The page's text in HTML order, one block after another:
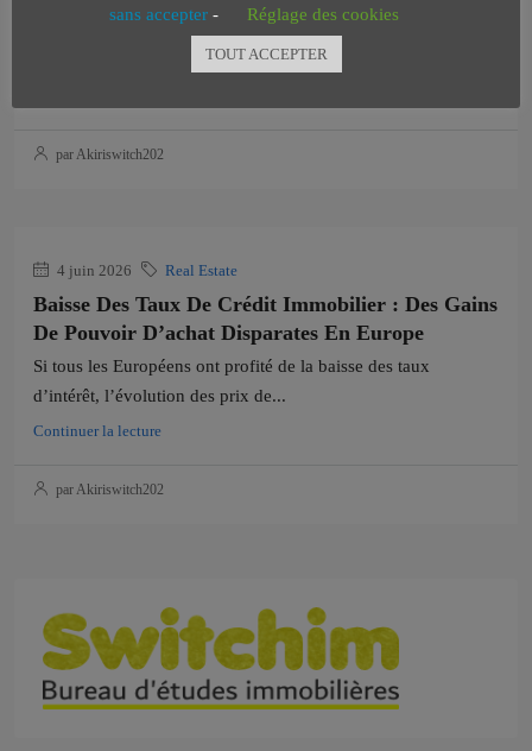
par Akiriswitch202
4 juin 2026 Real Estate
Baisse Des Taux De Crédit Immobilier : Des Gains
De Pouvoir D’achat Disparates En Europe
Si tous les Européens ont profité de la baisse des taux
d’intérêt, l’évolution des prix de...
Continuer la lecture
par Akiriswitch202
sans accepter - Réglage des cookies
TOUT ACCEPTER